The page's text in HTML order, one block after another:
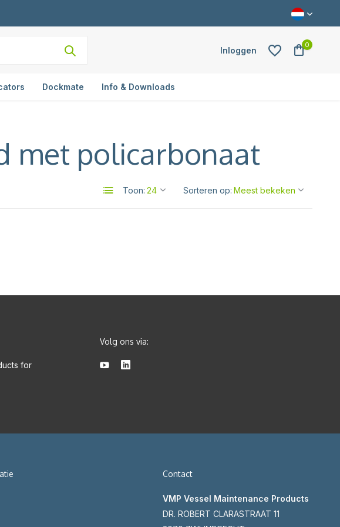
Inloggen
Account aanmaken
0
Dockmate Info & Downloads
met policarbonaat
Toon: Sorteren op:
for
Volg ons via:
Contact
VMP Vessel Maintenance Products
DR. ROBERT CLARASTRAAT 11